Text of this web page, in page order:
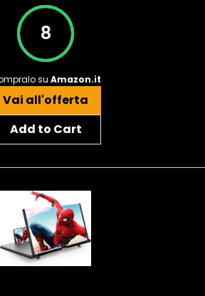
8
su Amazon.it
Vai all'offerta
Add to Cart